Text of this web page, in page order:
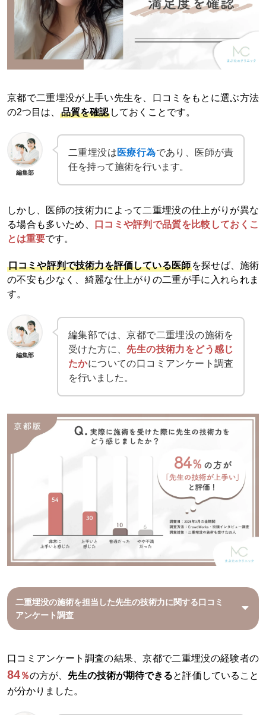
京都で二重埋没が上手い先生を、口コミをもとに選ぶ方法
の2つ目は、
品質を確認 しておくことです。
編集部
二重埋没は医療行為であり、医師が責
任を持って施術を行います。
しかし、医師の技術力によって二重埋没の仕上がりが異な
る場合も多いため、
口コミや評判で品質を比較しておくこ
とは重要です。
口コミや評判で技術力を評価している医師 を探せば、施術
の不安も少なく、綺麗な仕上がりの二重が手に入れられま
す。
編集部
編集部では、京都で二重埋没の施術を
受けた方に、 先生の技術力をどう感じ
たかについての口コミアンケート調査
を行いました。
二重埋没の施術を担当した先生の技術力に関する口コミ
アンケート調査
口コミアンケート調査の結果、京都で二重埋没の経験者の
84％の方が、先生の技術が期待できると評価していること
が分かりました。